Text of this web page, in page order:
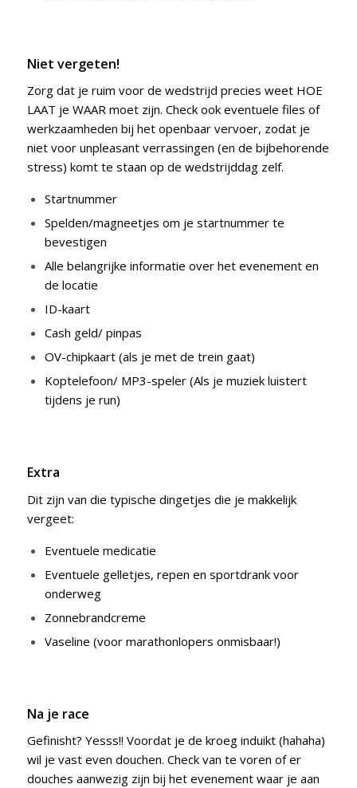
Niet vergeten!
Zorg dat je ruim voor de wedstrijd precies weet HOE
LAAT je WAAR moet zijn. Check ook eventuele files of
werkzaamheden bij het openbaar vervoer, zodat je
niet voor unpleasant verrassingen (en de bijbehorende
stress) komt te staan op de wedstrijddag zelf.
Startnummer
Spelden/magneetjes om je startnummer te
bevestigen
Alle belangrijke informatie over het evenement en
de locatie
ID-kaart
Cash geld/ pinpas
OV-chipkaart (als je met de trein gaat)
Koptelefoon/ MP3-speler (Als je muziek luistert
tijdens je run)
Extra
Dit zijn van die typische dingetjes die je makkelijk
vergeet:
Eventuele medicatie
Eventuele gelletjes, repen en sportdrank voor
onderweg
Zonnebrandcreme
Vaseline (voor marathonlopers onmisbaar!)
Na je race
Gefinisht? Yesss!! Voordat je de kroeg induikt (hahaha)
wil je vast even douchen. Check van te voren of er
douches aanwezig zijn bij het evenement waar je aan